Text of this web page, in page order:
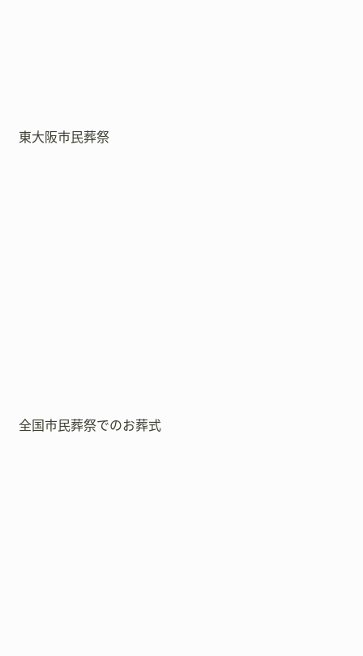
東大阪市民葬祭
全国市民葬祭でのお葬式